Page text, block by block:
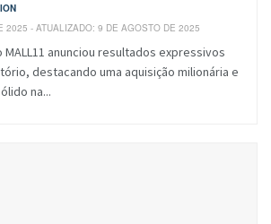
2025 - ATUALIZADO: 9 DE AGOSTO DE 2025
anunciou resultados expressivos
destacando uma aquisição milionária e
na...